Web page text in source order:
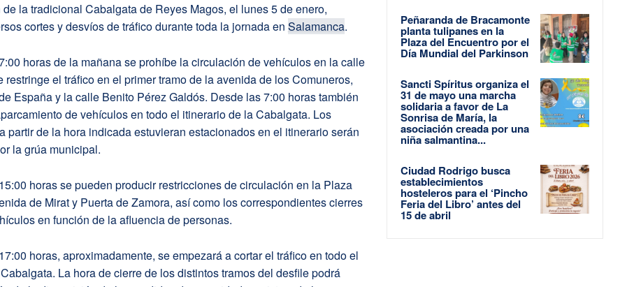
la tradicional Cabalgata de Reyes Magos, el lunes 5 de enero,
cortes y desvíos de tráfico durante toda la jornada en Salamanca.
horas de la mañana se prohíbe la circulación de vehículos en la calle
restringe el tráfico en el primer tramo de la avenida de los Comuneros,
España y la calle Benito Pérez Galdós. Desde las 7:00 horas también
de vehículos en todo el itinerario de la Cabalgata. Los
partir de la hora indicada estuvieran estacionados en el itinerario serán
la grúa municipal.
horas se pueden producir restricciones de circulación en la Plaza
de Mirat y Puerta de Zamora, así como los correspondientes cierres
en función de la afluencia de personas.
horas, aproximadamente, se empezará a cortar el tráfico en todo el
La hora de cierre de los distintos tramos del desfile podrá
Peñaranda de Bracamonte
planta tulipanes en la
Plaza del Encuentro por el
Día Mundial del Parkinson
Sancti Spíritus organiza el
31 de mayo una marcha
solidaria a favor de La
Sonrisa de María, la
asociación creada por una
niña salmantina...
Ciudad Rodrigo busca
establecimientos
hosteleros para el ‘Pincho
Feria del Libro’ antes del
15 de abril